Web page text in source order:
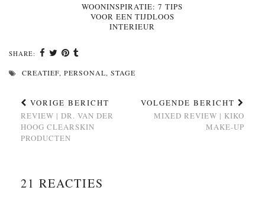
WOONINSPIRATIE: 7 TIPS
VOOR EEN TIJDLOOS
INTERIEUR
SHARE:
CREATIEF, PERSONAL, STAGE
VORIGE BERICHT
REVIEW | DR. VAN DER
HOOG CLEARSKIN
PRODUCTEN
VOLGENDE BERICHT
MIXED REVIEW | KIKO
MAKE-UP
21 REACTIES